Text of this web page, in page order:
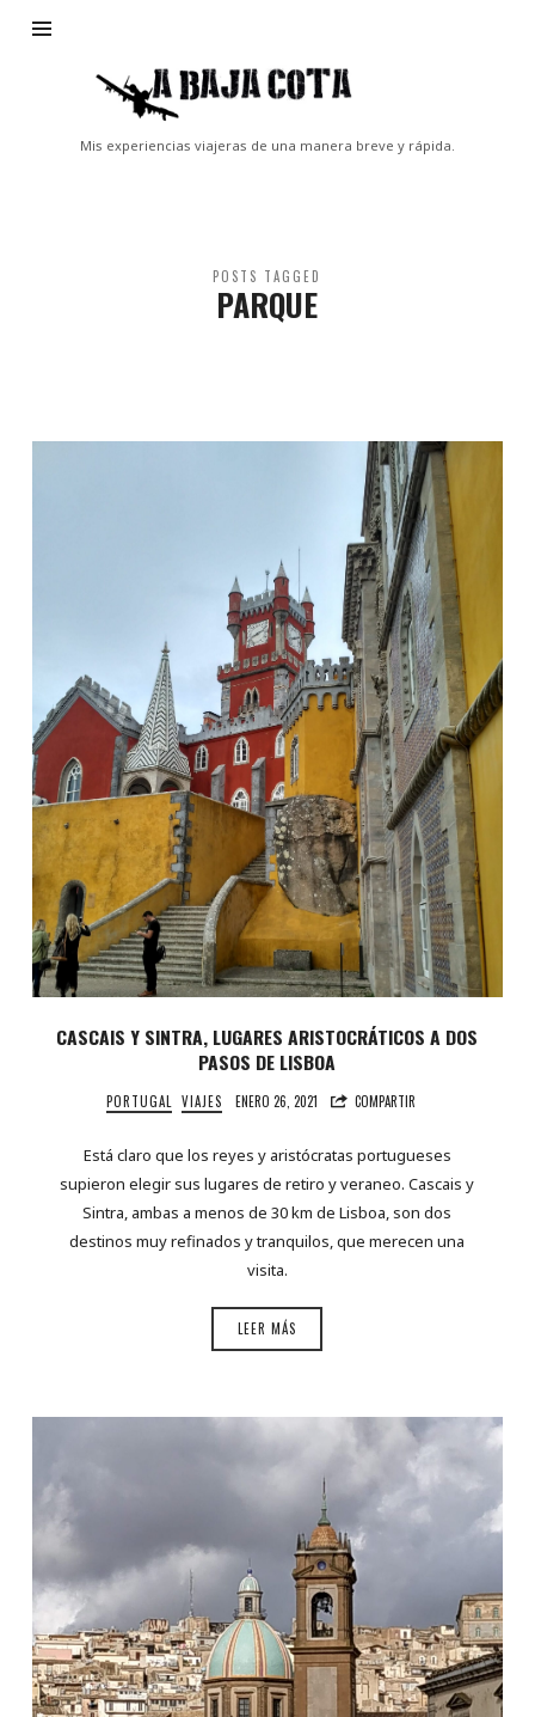
Baja
Cota
Mis experiencias viajeras de una manera breve y rápida.
POSTS TAGGED
PARQUE
CASCAIS Y SINTRA, LUGARES ARISTOCRÁTICOS A DOS
PASOS DE LISBOA
PORTUGAL VIAJES ENERO 26, 2021 COMPARTIR
Está claro que los reyes y aristócratas portugueses
supieron elegir sus lugares de retiro y veraneo. Cascais y
Sintra, ambas a menos de 30 km de Lisboa, son dos
destinos muy refinados y tranquilos, que merecen una
visita.
LEER MÁS